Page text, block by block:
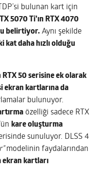
bulunan kart için
5070 Ti’ın RTX 4070
belirtiyor. Aynı şekilde
kat daha hızlı olduğu
RTX 50 serisine ek olarak
ekran kartlarına da
bulunuyor.
özelliği sadece RTX
kare oluşturma
sunuluyor. DLSS 4
modelinin faydalarından
ekran kartları